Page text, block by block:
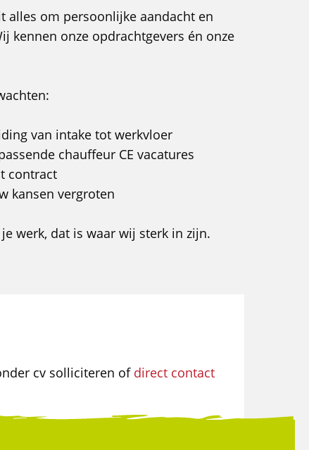
alles om persoonlijke aandacht en
kennen onze opdrachtgevers én onze
van intake tot werkvloer
chauffeur CE vacatures
contract
kansen vergroten
werk, dat is waar wij sterk in zijn.
cv solliciteren of direct contact